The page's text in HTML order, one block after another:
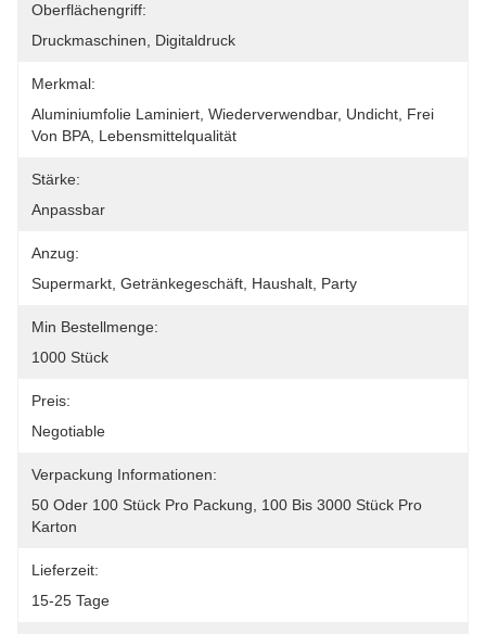
Oberflächengriff:
Druckmaschinen, Digitaldruck
Merkmal:
Aluminiumfolie Laminiert, Wiederverwendbar, Undicht, Frei
Von BPA, Lebensmittelqualität
Stärke:
Anpassbar
Anzug:
Supermarkt, Getränkegeschäft, Haushalt, Party
Min Bestellmenge:
1000 Stück
Preis:
Negotiable
Verpackung Informationen:
50 Oder 100 Stück Pro Packung, 100 Bis 3000 Stück Pro
Karton
Lieferzeit:
15-25 Tage